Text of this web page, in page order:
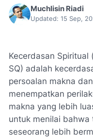
Muchlisin Riadi
Updated: 15 Sep,
Kecerdasan Spiritual (
SQ) adalah
persoalan makna
menempatkan
makna yang lebih
untuk menilai
seseorang lebih